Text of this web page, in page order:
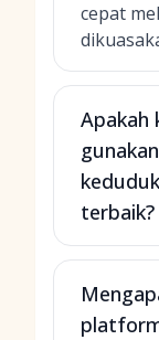
cepat
Apakah
terbaik?